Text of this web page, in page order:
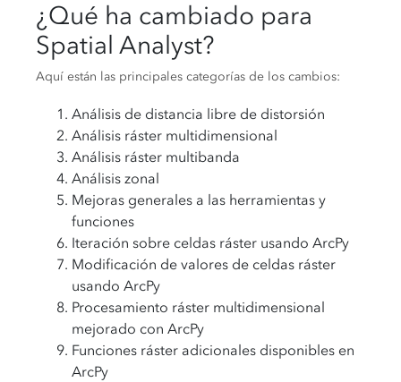
¿Qué ha cambiado para
Spatial Analyst?
Aquí están las principales categorías de los cambios:
Análisis de distancia libre de distorsión
Análisis ráster multidimensional
Análisis ráster multibanda
Análisis zonal
Mejoras generales a las herramientas y
funciones
Iteración sobre celdas ráster usando ArcPy
Modificación de valores de celdas ráster
usando ArcPy
Procesamiento ráster multidimensional
mejorado con ArcPy
Funciones ráster adicionales disponibles en
ArcPy